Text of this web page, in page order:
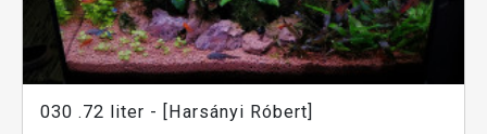
030 .72 liter - [Harsányi Róbert]